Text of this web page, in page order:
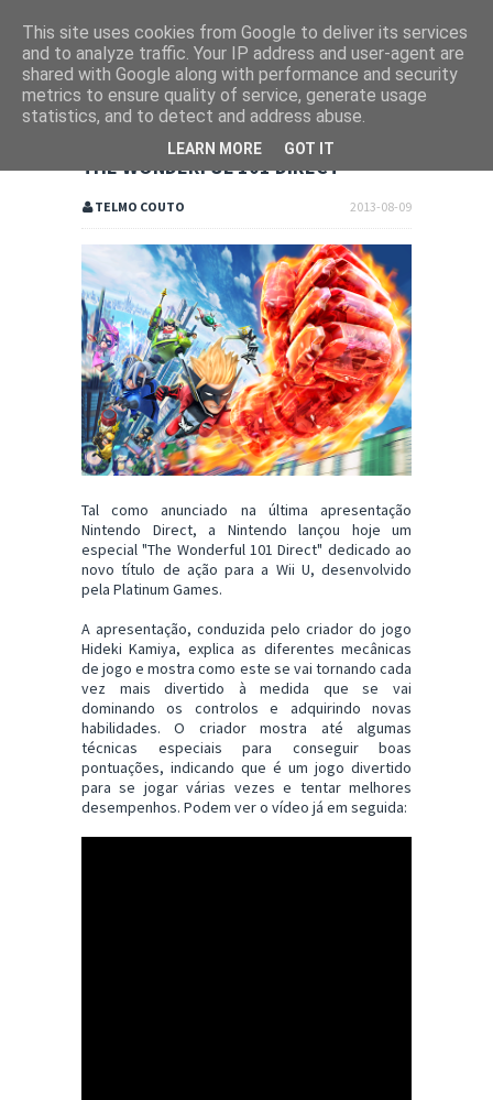
THE WONDERFUL 101 DIRECT
2013-08-09
TELMO COUTO
Tal como anunciado na última apresentação
Nintendo Direct, a Nintendo lançou hoje um
especial "The Wonderful 101 Direct" dedicado ao
novo título de ação para a Wii U, desenvolvido
pela Platinum Games.
A apresentação, conduzida pelo criador do jogo
Hideki Kamiya, explica as diferentes mecânicas
de jogo e mostra como este se vai tornando cada
vez mais divertido à medida que se vai
dominando os controlos e adquirindo novas
habilidades. O criador mostra até algumas
técnicas especiais para conseguir boas
pontuações, indicando que é um jogo divertido
para se jogar várias vezes e tentar melhores
desempenhos. Podem ver o vídeo já em seguida:
This site uses cookies from Google to deliver its services
and to analyze traffic. Your IP address and user-agent are
shared with Google along with performance and security
metrics to ensure quality of service, generate usage
statistics, and to detect and address abuse.
LEARN MORE GOT IT